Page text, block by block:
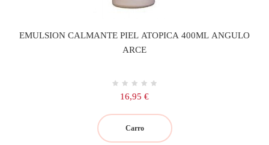
EMULSION CALMANTE PIEL ATOPICA 400ML ANGULO
ARCE
Precio
16,95 €
Carro